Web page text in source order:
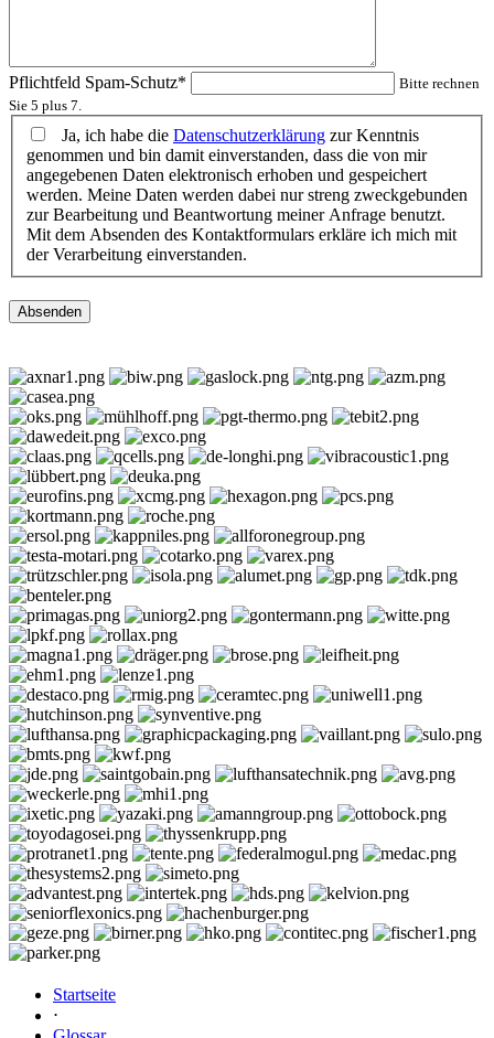
Pflichtfeld Spam-Schutz*
Bitte rechnen
Sie 5 plus 7.
Ja, ich habe die Datenschutzerklärung zur Kenntnis
genommen und bin damit einverstanden, dass die von mir
angegebenen Daten elektronisch erhoben und gespeichert
werden. Meine Daten werden dabei nur streng zweckgebunden
zur Bearbeitung und Beantwortung meiner Anfrage benutzt.
Mit dem Absenden des Kontaktformulars erkläre ich mich mit
der Verarbeitung einverstanden.
Absenden
Startseite
⋅